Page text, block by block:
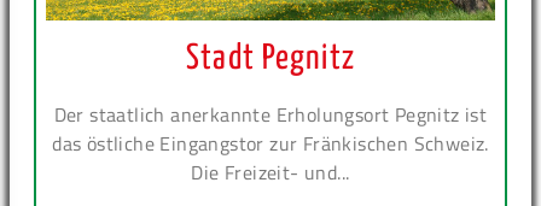
Stadt Pegnitz
Der staatlich anerkannte Erholungsort Pegnitz ist
das östliche Eingangstor zur Fränkischen Schweiz.
Die Freizeit- und...